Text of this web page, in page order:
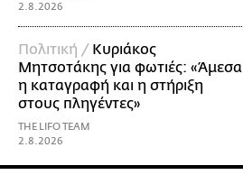
2.8.2026
Πολιτική / Κυριάκος
Μητσοτάκης για φωτιές: «Άμεσα
η καταγραφή και η στήριξη
στους πληγέντες»
THE LIFO TEAM
2.8.2026